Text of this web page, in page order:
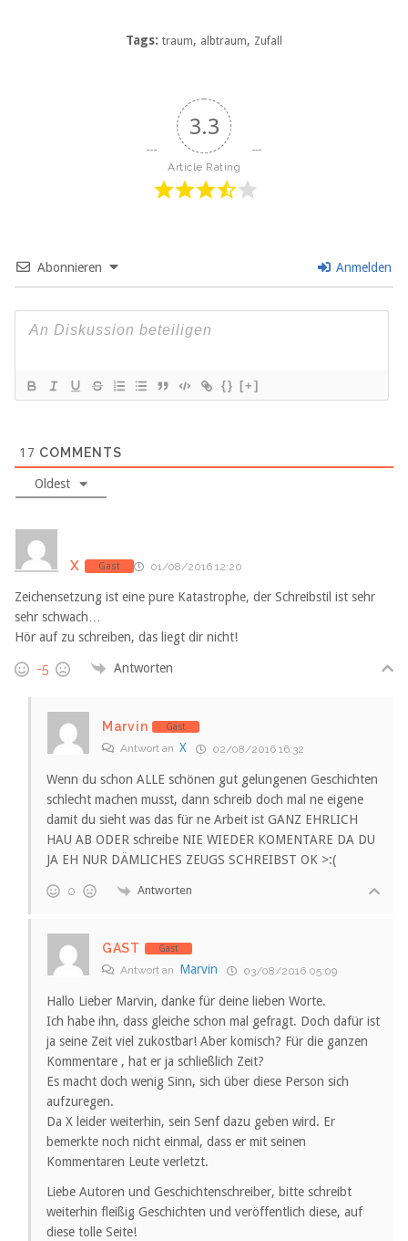
Tags: traum, albtraum, Zufall
3.3
Article Rating
Abonnieren Anmelden
{} [+]
17 COMMENTS
Oldest
X Gast 01/08/2016 12:20
Zeichensetzung ist eine pure Katastrophe, der Schreibstil ist sehr
sehr schwach…
Hör auf zu schreiben, das liegt dir nicht!
-5 Antworten
Marvin Gast
Antwort an X 02/08/2016 16:32
Wenn du schon ALLE schönen gut gelungenen Geschichten
schlecht machen musst, dann schreib doch mal ne eigene
damit du sieht was das für ne Arbeit ist GANZ EHRLICH
HAU AB ODER schreibe NIE WIEDER KOMENTARE DA DU
JA EH NUR DÄMLICHES ZEUGS SCHREIBST OK >:(
0 Antworten
GAST Gast
Antwort an Marvin 03/08/2016 05:09
Hallo Lieber Marvin, danke für deine lieben Worte.
Ich habe ihn, dass gleiche schon mal gefragt. Doch dafür ist
ja seine Zeit viel zukostbar! Aber komisch? Für die ganzen
Kommentare , hat er ja schließlich Zeit?
Es macht doch wenig Sinn, sich über diese Person sich
aufzuregen.
Da X leider weiterhin, sein Senf dazu geben wird. Er
bemerkte noch nicht einmal, dass er mit seinen
Kommentaren Leute verletzt.
Liebe Autoren und Geschichtenschreiber, bitte schreibt
weiterhin fleißig Geschichten und veröffentlich diese, auf
diese tolle Seite!